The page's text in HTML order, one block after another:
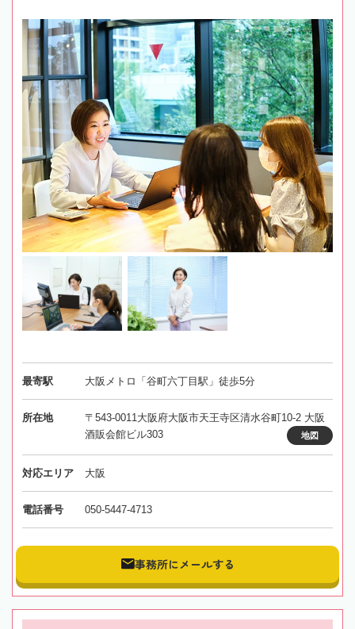
最寄駅 大阪メトロ「谷町六丁目駅」徒歩5分
所在地
〒543-0011大阪府大阪市天王寺区清水谷町10-2 大阪
酒販会館ビル303
地図
対応エリア 大阪
電話番号 050-5447-4713
事務所にメールする